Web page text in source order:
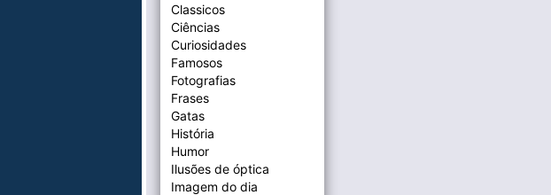
Classicos
Ciências
Curiosidades
Famosos
Fotografias
Frases
Gatas
História
Humor
Ilusões de óptica
Imagem do dia